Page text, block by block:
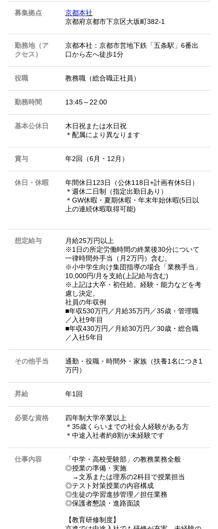
募集拠点
京都本社
京都府京都市下京区大坂町382-1
勤務地（ア
クセス）
京都本社：京都市営地下鉄「五条駅」6番出
口から左へ徒歩1分
役職 教務職（総合職正社員）
勤務時間 13:45～22:00
基本公休日
木日祝または水日祝
＊配属により異なります
賞与 年2回（6月・12月）
休日・休暇
年間休日123日（公休118日+計画有休5日）
＊週休二日制（指定出勤日あり）
＊GW休暇・夏期休暇・年末年始休暇(5日以
上の連続休暇取得可能)
想定給与
月給25万円以上
※1日の所定労働時間の終業後30分について
一律時間外手当（月2万円）含む。
※小中学生向け集団指導の場合「業務手当」
10,000円/月を支給(上記給与含む)
※上記は大卒・初任給。経験・能力などを考
慮し決定。
社員の年収例
■年収530万円／月給35万円／35歳・管理職
／入社9年目
■年収430万円／月給30万円／30歳・総合職
／入社5年目
その他手当
通勤・役職・時間外・家族（扶養1名につき1
万円）
昇給 年1回
必要な資格
四年制大学卒業以上
＊35歳くらいまでの社会人経験がある方
＊中途入社者約8割が未経験です
仕事内容
「中学・高校受験部」の教務業務全般
◎授業の準備・実施
→⽂系または理系の2科目で授業担当
◎テスト対策授業の内容構成
◎生徒の学習進捗管理／担任業務
◎保護者懇談・進路面談
【教育研修制度】